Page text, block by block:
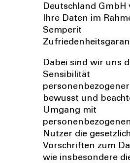
Deutschland GmbH
Ihre Daten im
Semperit
Dabei sind wir uns
Sensibilität
bewusst und
Umgang mit
Nutzer die
Vorschriften zum
wie insbesondere